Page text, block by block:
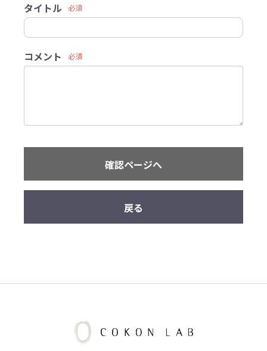
タイトル
必須
コメント 必須
確認ページへ
戻る